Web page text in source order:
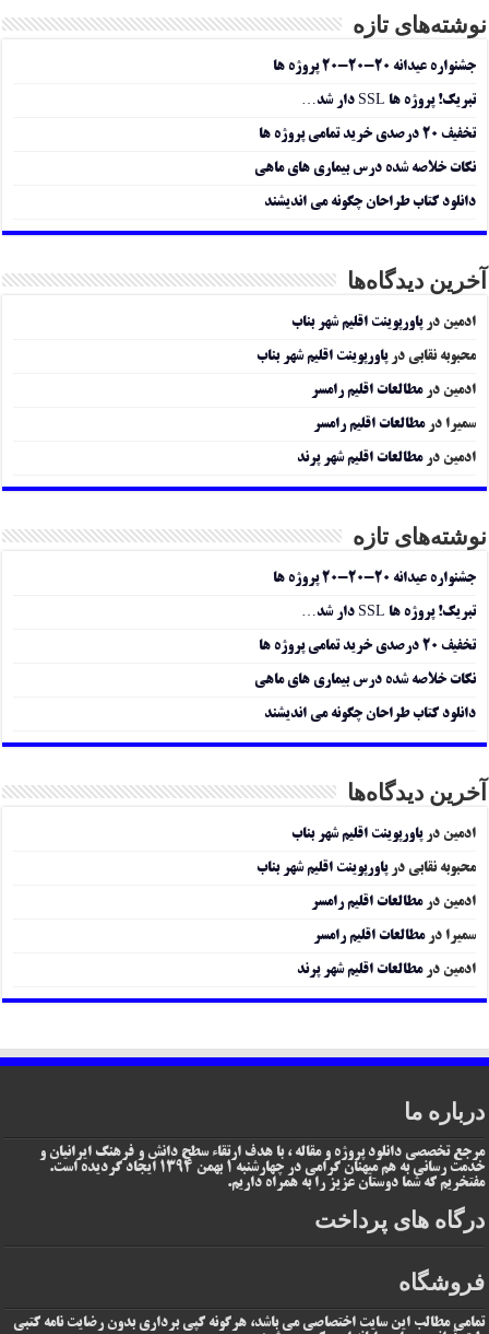
نوشته‌های تازه
جشنواره عیدانه ۲۰-۲۰-۲۰ پروژه ها
تبریک! پروژه ها SSL دار شد…
تخفیف ۲۰ درصدی خرید تمامی پروژه ها
نکات خلاصه شده درس بیماری های ماهی
دانلود کتاب طراحان چگونه می اندیشند
آخرین دیدگاه‌ها
ادمین درپاورپوینت اقلیم شهر بناب
محبوبه نقابی درپاورپوینت اقلیم شهر بناب
ادمین درمطالعات اقلیم رامسر
سمیرا درمطالعات اقلیم رامسر
ادمین درمطالعات اقلیم شهر پرند
نوشته‌های تازه
جشنواره عیدانه ۲۰-۲۰-۲۰ پروژه ها
تبریک! پروژه ها SSL دار شد…
تخفیف ۲۰ درصدی خرید تمامی پروژه ها
نکات خلاصه شده درس بیماری های ماهی
دانلود کتاب طراحان چگونه می اندیشند
آخرین دیدگاه‌ها
ادمین درپاورپوینت اقلیم شهر بناب
محبوبه نقابی درپاورپوینت اقلیم شهر بناب
ادمین درمطالعات اقلیم رامسر
سمیرا درمطالعات اقلیم رامسر
ادمین درمطالعات اقلیم شهر پرند
درباره ما
مرجع تخصصی دانلود پروژه و مقاله ، با هدف ارتقاء سطح دانش و فرهنگ ایرانیان و
خدمت رسانی به هم میهنان گرامی در چهارشنبه 1 بهمن 1394 ایجاد گردیده است.
مفتخریم که شما دوستان عزیز را به همراه داریم.
درگاه های پرداخت
فروشگاه
تمامی مطالب این سایت اختصاصی می باشد، هرگونه کپی برداری بدون رضایت نامه کتبی